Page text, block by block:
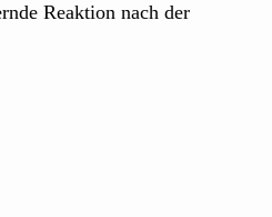
Reaktion nach der